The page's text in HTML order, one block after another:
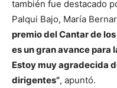
también fue destacado
Palqui Bajo, María
premio del Cantar de
es un gran avance para
Estoy muy agradecida
dirigentes”, apuntó.